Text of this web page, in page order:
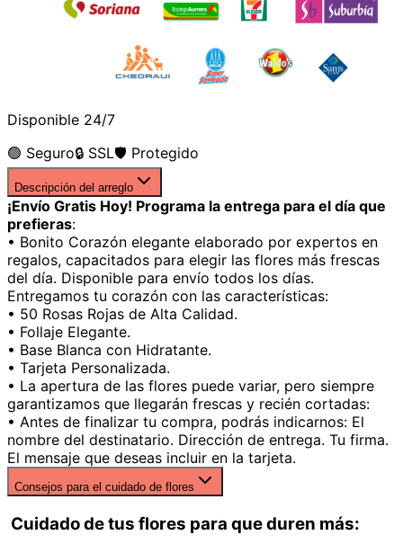
Disponible 24/7
🟢 Seguro🔒 SSL🛡️ Protegido
Descripción del arreglo
¡Envío Gratis Hoy! Programa la entrega para el día que
prefieras:
• Bonito Corazón elegante elaborado por expertos en
regalos, capacitados para elegir las flores más frescas
del día. Disponible para envío todos los días.
Entregamos tu corazón con las características:
• 50 Rosas Rojas de Alta Calidad.
• Follaje Elegante.
• Base Blanca con Hidratante.
• Tarjeta Personalizada.
• La apertura de las flores puede variar, pero siempre
garantizamos que llegarán frescas y recién cortadas:
• Antes de finalizar tu compra, podrás indicarnos: El
nombre del destinatario. Dirección de entrega. Tu firma.
El mensaje que deseas incluir en la tarjeta.
Consejos para el cuidado de flores
Cuidado de tus flores para que duren más: